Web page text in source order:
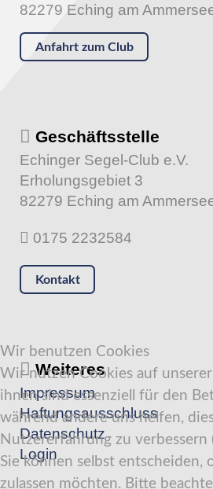
82279 Eching am
Anfahrt zum Club
Geschäftsstelle
Echinger Segel-Club e.V.
Erholungsgebiet 3
82279 Eching am
0175 2232584
Kontakt
Weiteres
Impressum
Haftungsausschluss
Datenschutz
Login
Wir benutzen Cookies
Wir nutzen Cookies auf
ihnen sind essenziell für den
während andere uns helfen,
Nutzererfahrung zu verbessern
Sie können selbst entscheiden,
zulassen möchten. Bitte